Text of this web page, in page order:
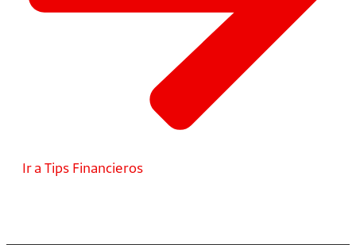
Ir a Tips Financieros